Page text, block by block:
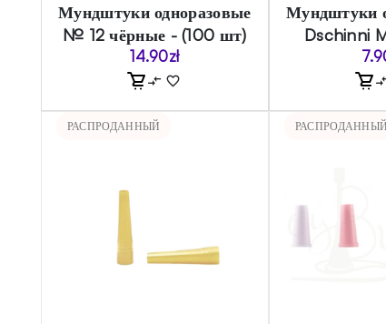
Мундштуки одноразовые
№ 12 чёрные - (100 шт)
14.90zł
Мундштуки
Dschinni
РАСПРОДАННЫЙ РАСПРОДАННЫЙ